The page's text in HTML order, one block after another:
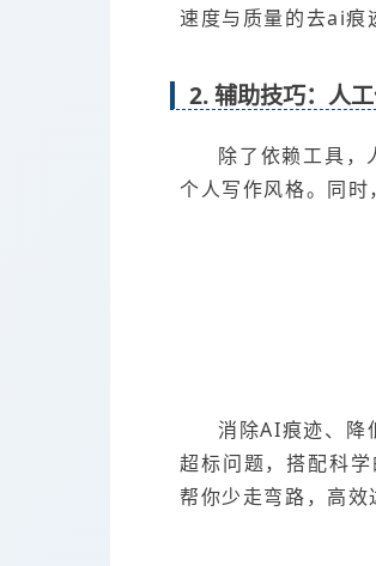
速度与质量的去ai痕
2. 辅助技巧：人
除了依赖工具，
个人写作风格。同
消除AI痕迹、降
超标问题，搭配科
帮你少走弯路，高效